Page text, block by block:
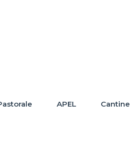
APEL Cantine